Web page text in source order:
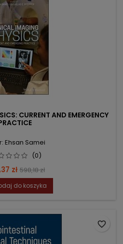
CURRENT AND EMERGENCY
Ehsan Samei
(0)
zł Cena
podstawowa
598,18 zł
do koszyka
favorite_border